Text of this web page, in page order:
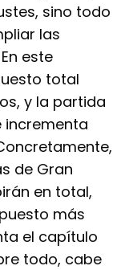
sino todo
las
este
total
y la partida
incrementa
de Gran
en total,
más
el capítulo
todo, cabe